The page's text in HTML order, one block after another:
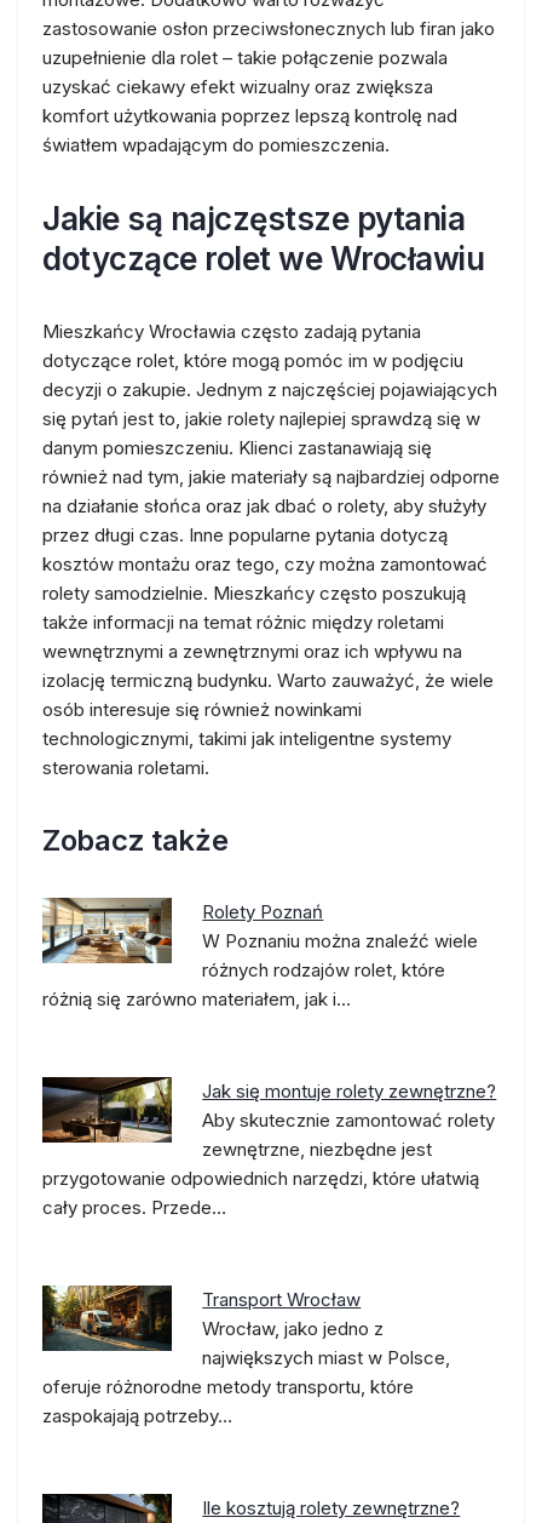
zastosowanie osłon przeciwsłonecznych lub firan jako
uzupełnienie dla rolet – takie połączenie pozwala
uzyskać ciekawy efekt wizualny oraz zwiększa
komfort użytkowania poprzez lepszą kontrolę nad
światłem wpadającym do pomieszczenia.
Jakie są najczęstsze pytania
dotyczące rolet we Wrocławiu
Mieszkańcy Wrocławia często zadają pytania
dotyczące rolet, które mogą pomóc im w podjęciu
decyzji o zakupie. Jednym z najczęściej pojawiających
się pytań jest to, jakie rolety najlepiej sprawdzą się w
danym pomieszczeniu. Klienci zastanawiają się
również nad tym, jakie materiały są najbardziej odporne
na działanie słońca oraz jak dbać o rolety, aby służyły
przez długi czas. Inne popularne pytania dotyczą
kosztów montażu oraz tego, czy można zamontować
rolety samodzielnie. Mieszkańcy często poszukują
także informacji na temat różnic między roletami
wewnętrznymi a zewnętrznymi oraz ich wpływu na
izolację termiczną budynku. Warto zauważyć, że wiele
osób interesuje się również nowinkami
technologicznymi, takimi jak inteligentne systemy
sterowania roletami.
Zobacz także
Rolety Poznań
W Poznaniu można znaleźć wiele
różnych rodzajów rolet, które
różnią się zarówno materiałem, jak i…
Jak się montuje rolety zewnętrzne?
Aby skutecznie zamontować rolety
zewnętrzne, niezbędne jest
przygotowanie odpowiednich narzędzi, które ułatwią
cały proces. Przede…
Transport Wrocław
Wrocław, jako jedno z
największych miast w Polsce,
oferuje różnorodne metody transportu, które
zaspokajają potrzeby…
Ile kosztują rolety zewnętrzne?